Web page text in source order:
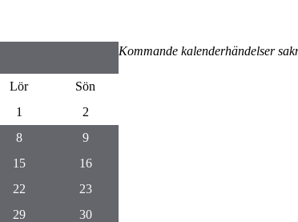
Kommande kalenderhändelser
Lör
Sön
1
2
8
9
15
16
22
23
29
30